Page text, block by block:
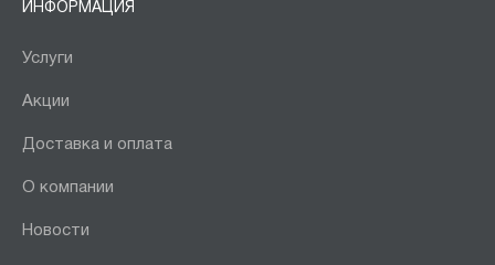
ИНФОРМАЦИЯ
Услуги
Акции
Доставка и оплата
О компании
Новости